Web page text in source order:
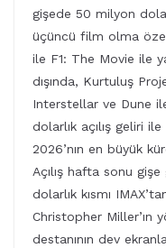
gişede 50 milyon
üçüncü film olma
ile F1: The Movie ile
dışında, Kurtuluş
Interstellar ve Dune
dolarlık açılış geliri ile
2026’nın en büyük
Açılış hafta sonu
dolarlık kısmı
Christopher Miller’ın
destanının dev